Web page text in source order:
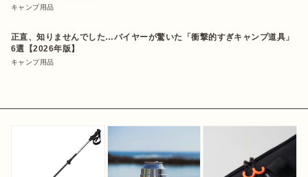
キャンプ用品
正直、知りませんでした…バイヤーが驚いた「衝撃的すぎキャンプ道具」
6選【2026年版】
キャンプ用品